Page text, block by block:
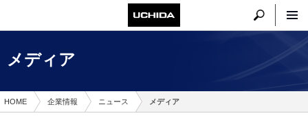
メディア
HOME 企業情報 ニュース メディア